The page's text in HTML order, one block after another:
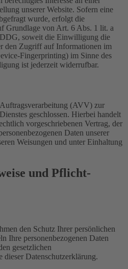
unserer Website. Sofern eine
wurde, erfolgt die
Grundlage von Art. 6 Abs. 1 lit. a
soweit die Einwilligung die
den Zugriff auf Informationen im
Fingerprinting) im Sinne des
ist jederzeit widerrufbar.
(AVV) zur
geschlossen. Hierbei handelt
vorgeschriebenen Vertrag, der
Daten unserer
Weisungen und unter Einhaltung
und Pflicht­
den Schutz Ihrer persönlichen
Ihre personenbezogenen Daten
gesetzlichen
dieser Datenschutzerklärung.